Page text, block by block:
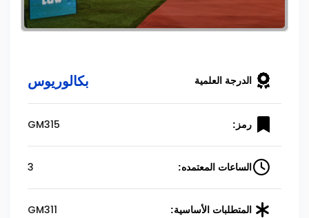
الدرجة العلمية بكالوريوس
رمز: GM315
الساعات المعتمده: 3
المتطلبات الأساسية: GM311